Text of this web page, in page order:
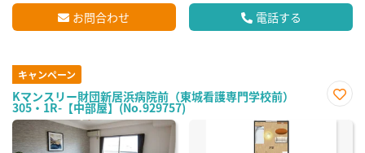
お問合わせ 電話する
キャンペーン
Kマンスリー財団新居浜病院前（東城看護専門学校前）
305・1R-【中部屋】(No.929757)
に入